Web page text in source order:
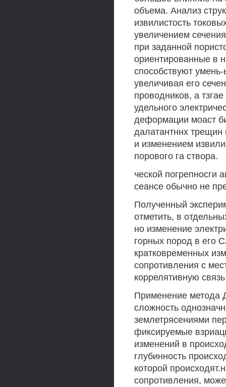
объема. Анализ
извилистость
увеличением
при заданной
ориентированные в
способствуют
увеличивая его
проводников, а
удельного
деформации моаст
далатантннх
и изменением
порового га створа.
ческой погрепносги
сеансе обычно не
Полученный
отметить, в
но изменение
горных пород в его
кратковременных
сопротивления с
коррелятивную
Применение метода
сложность
землетрясениями
фиксируемые
изменений в
глубинность
которой
сопротивления,